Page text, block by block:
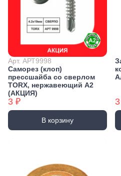
Арт. АРТ9998
Саморез (клоп)
прессшайба со сверлом
TORX, нержавеющий А2
(АКЦИЯ)
3 ₽
В корзину